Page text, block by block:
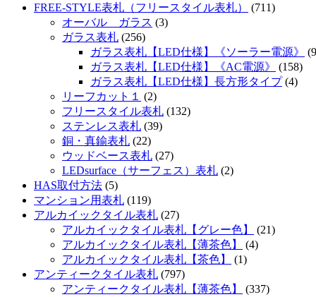
FREE-STYLE表札（フリースタイル表札）
(711)
オーバル ガラス (3)
ガラス表札 (256)
ガラス表札【LED仕様】《ソーラー電源》
ガラス表札【LED仕様】《AC電源》
(158)
ガラス表札【LED仕様】長方形タイプ(4)
リーフカット１
(2)
フリースタイル表札 (132)
ステンレス表札 (39)
銅・真鍮表札 (22)
ウッドベース表札 (27)
LEDsurface（サーフェス）表札 (2)
HAS取付方法 (5)
マンション用表札 (119)
アルカイックタイル表札 (27)
アルカイックタイル表札【グレー色】
(21)
アルカイックタイル表札【薄茶色】
(4)
アルカイックタイル表札【茶色】
(1)
アンティークタイル表札 (797)
アンティークタイル表札【薄茶色】
(337)